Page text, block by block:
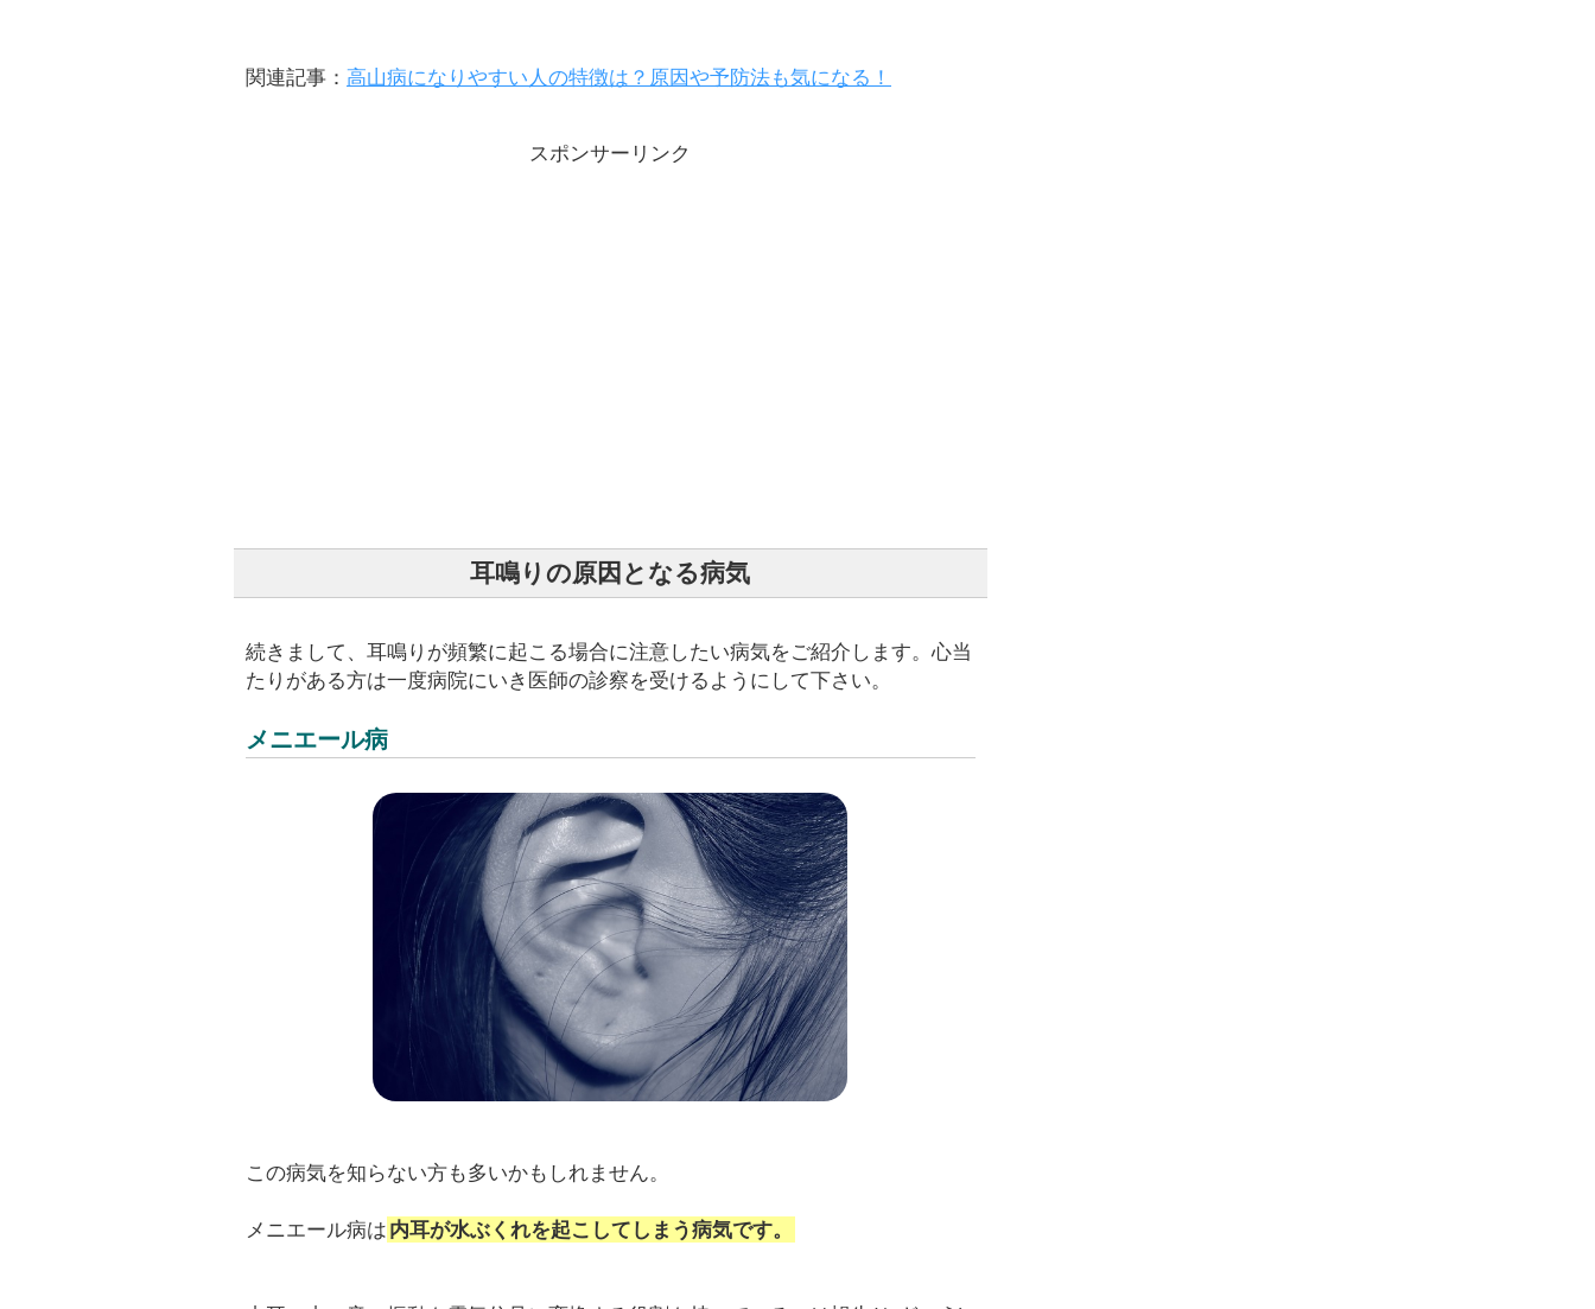
関連記事： 高山病になりやすい人の特徴は？原因や予防法も気になる！
スポンサーリンク
耳鳴りの原因となる病気
続きまして、耳鳴りが頻繁に起こる場合に注意したい病気をご紹介します。心当
たりがある方は一度病院にいき医師の診察を受けるようにして下さい。
メニエール病
この病気を知らない方も多いかもしれません。
メニエール病は 内耳が水ぶくれを起こしてしまう病気です。